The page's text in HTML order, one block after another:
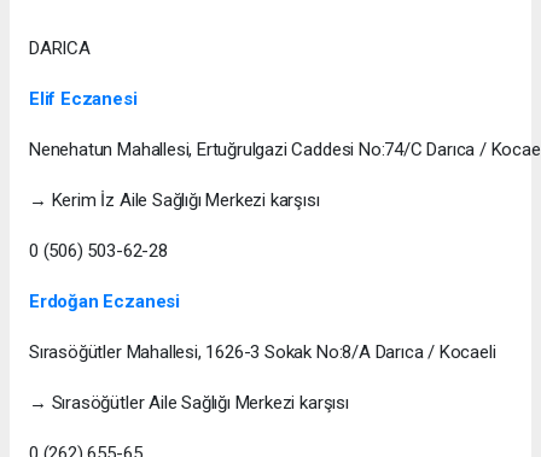
DARICA
Elif Eczanesi
Nenehatun Mahallesi, Ertuğrulgazi Caddesi No:74/C Darıca /
→ Kerim İz Aile Sağlığı Merkezi karşısı
0 (506) 503-62-28
Erdoğan Eczanesi
Sırasöğütler Mahallesi, 1626-3 Sokak No:8/A Darıca / Kocaeli
→ Sırasöğütler Aile Sağlığı Merkezi karşısı